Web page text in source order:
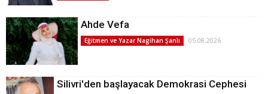
Ahde Vefa
Eğitmen ve Yazar Nagihan Şanlı 05.08.2026
Silivri'den başlayacak Demokrasi Cephesi